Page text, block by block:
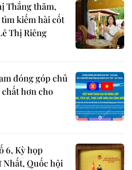
Thắng thăm,
kiếm hài cốt
Thị Riêng
đóng góp chủ
hơn cho
6, Kỳ họp
Quốc hội